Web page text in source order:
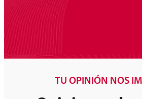
TU OPINIÓN NOS